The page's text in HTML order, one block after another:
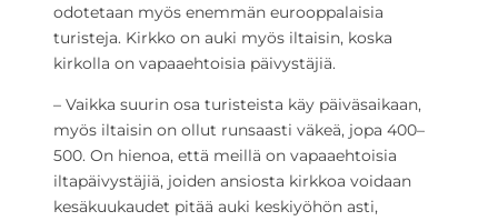
odotetaan myös enemmän eurooppalaisia
turisteja. Kirkko on auki myös iltaisin, koska
kirkolla on vapaaehtoisia päivystäjiä.
– Vaikka suurin osa turisteista käy päiväsaikaan,
myös iltaisin on ollut runsaasti väkeä, jopa 400–
500. On hienoa, että meillä on vapaaehtoisia
iltapäivystäjiä, joiden ansiosta kirkkoa voidaan
kesäkuukaudet pitää auki keskiyöhön asti,